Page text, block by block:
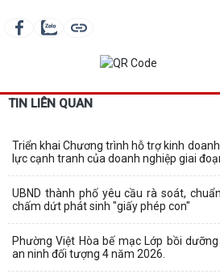
TIN LIÊN QUAN
Triển khai Chương trình hỗ trợ kinh
lực cạnh tranh của doanh nghiệp giai
UBND thành phố yêu cầu rà soát,
chấm dứt phát sinh "giấy phép con"
Phường Việt Hòa bế mạc Lớp bồi
an ninh đối tượng 4 năm 2026.